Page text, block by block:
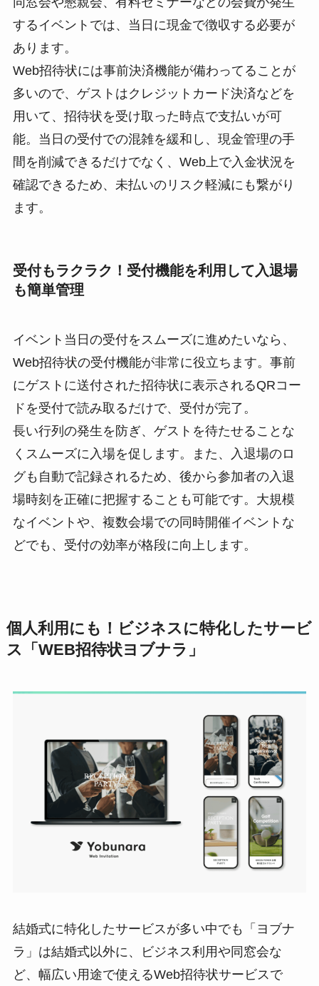
するイベントでは、当日に現金で徴収する必要が
あります。
Web招待状には事前決済機能が備わってることが
多いので、ゲストはクレジットカード決済などを
用いて、招待状を受け取った時点で支払いが可
能。当日の受付での混雑を緩和し、現金管理の手
間を削減できるだけでなく、Web上で入金状況を
確認できるため、未払いのリスク軽減にも繋がり
ます。
受付もラクラク！受付機能を利用して入退場
も簡単管理
イベント当日の受付をスムーズに進めたいなら、
Web招待状の受付機能が非常に役立ちます。事前
にゲストに送付された招待状に表示されるQRコー
ドを受付で読み取るだけで、受付が完了。
長い行列の発生を防ぎ、ゲストを待たせることな
くスムーズに入場を促します。また、入退場のロ
グも自動で記録されるため、後から参加者の入退
場時刻を正確に把握することも可能です。大規模
なイベントや、複数会場での同時開催イベントな
どでも、受付の効率が格段に向上します。
個人利用にも！ビジネスに特化したサービ
ス「WEB招待状ヨブナラ」
結婚式に特化したサービスが多い中でも「ヨブナ
ラ」は結婚式以外に、ビジネス利用や同窓会な
ど、幅広い用途で使えるWeb招待状サービスで